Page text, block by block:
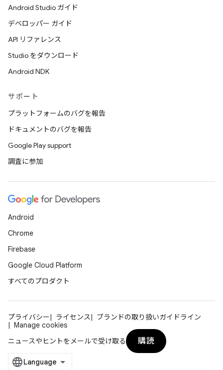
Android Studio ガイド
デベロッパー ガイド
API リファレンス
Studio をダウンロード
Android NDK
サポート
プラットフォームのバグを報告
ドキュメントのバグを報告
Google Play support
調査に参加
Android
Chrome
Firebase
Google Cloud Platform
すべてのプロダクト
プライバシー ライセンス
ブランドの取り扱いガイドライン
Manage cookies
ニュースやヒントをメールで受け取る
購読